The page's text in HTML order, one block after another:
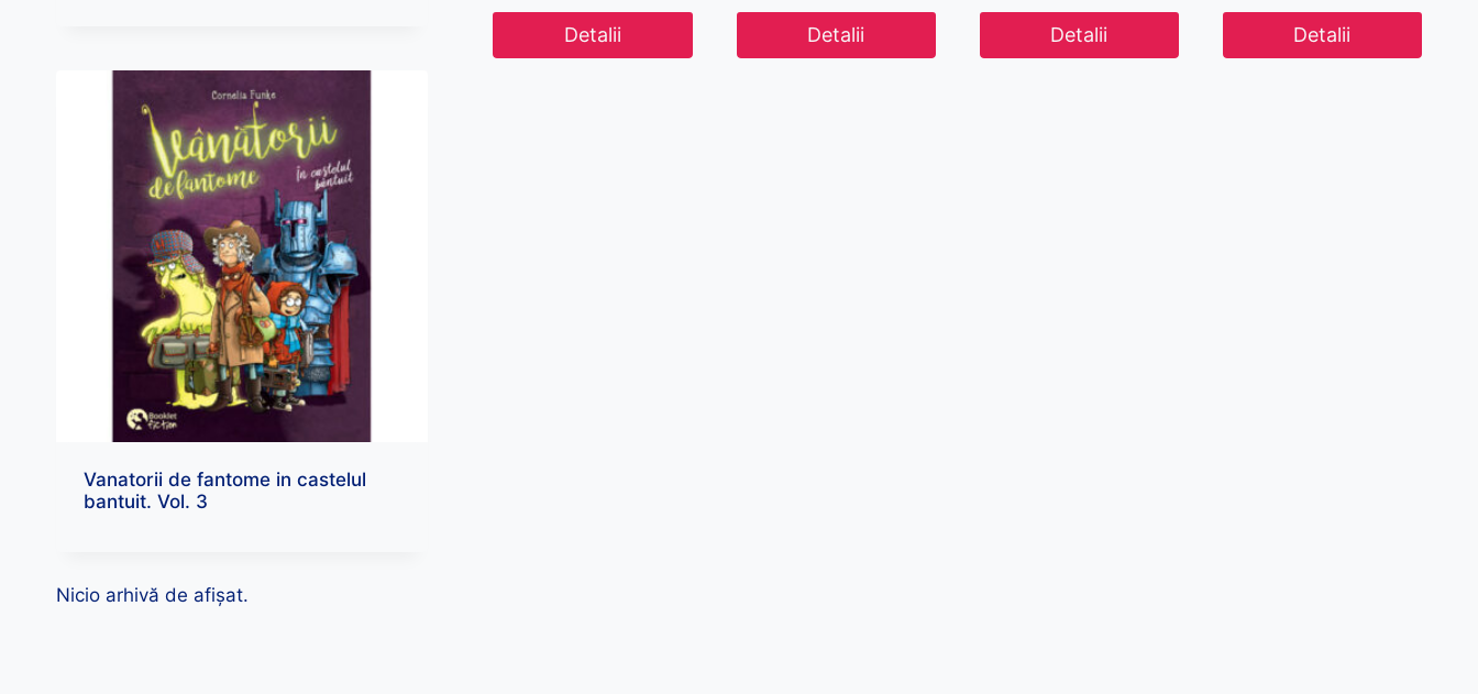
Detalii Detalii Detalii Detalii
Vanatorii de fantome in castelul
bantuit. Vol. 3
Nicio arhivă de afișat.